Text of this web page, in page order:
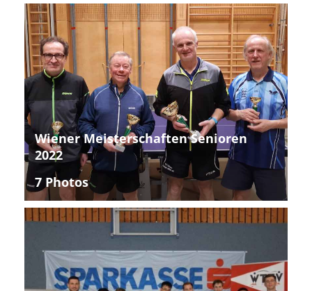
Wiener Meisterschaften Senioren
2022
7 Photos